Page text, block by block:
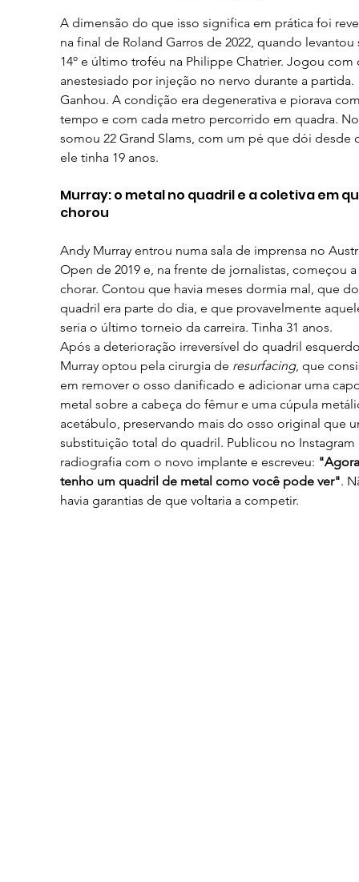
A dimensão do que isso significa em prática foi
na final de Roland Garros de 2022, quando
14º e último troféu na Philippe Chatrier. Jogou
anestesiado por injeção no nervo durante a partida.
Ganhou. A condição era degenerativa e piorava
tempo e com cada metro percorrido em quadra.
somou 22 Grand Slams, com um pé que dói desde
ele tinha 19 anos.
Murray: o metal no quadril e a coletiva em
chorou
Andy Murray entrou numa sala de imprensa no
Open de 2019 e, na frente de jornalistas, começou a
chorar. Contou que havia meses dormia mal, que
quadril era parte do dia, e que provavelmente
seria o último torneio da carreira. Tinha 31 anos.
Após a deterioração irreversível do quadril
Murray optou pela cirurgia de resurfacing, que
em remover o osso danificado e adicionar uma
metal sobre a cabeça do fêmur e uma cúpula
acetábulo, preservando mais do osso original que
substituição total do quadril. Publicou no
radiografia com o novo implante e escreveu:
tenho um quadril de metal como você pode ver".
havia garantias de que voltaria a competir.